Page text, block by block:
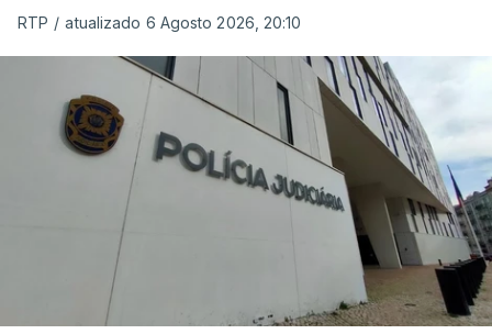
RTP / atualizado 6 Agosto 2026, 20:10